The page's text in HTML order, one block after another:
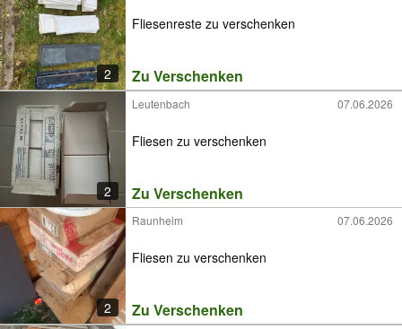
2
Fliesenreste zu verschenken
Zu Verschenken
2
Leutenbach 07.06.2026
Fliesen zu verschenken
Zu Verschenken
2
Raunheim 07.06.2026
Fliesen zu verschenken
Zu Verschenken